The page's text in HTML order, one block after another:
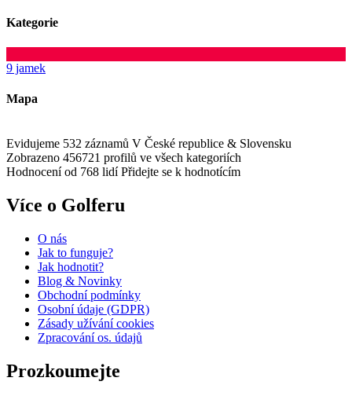
Kategorie
9 jamek
Mapa
Evidujeme 532 záznamů V České republice & Slovensku
Zobrazeno 456721 profilů ve všech kategoriích
Hodnocení od 768 lidí Přidejte se k hodnotícím
Více o Golferu
O nás
Jak to funguje?
Jak hodnotit?
Blog & Novinky
Obchodní podmínky
Osobní údaje (GDPR)
Zásady užívání cookies
Zpracování os. údajů​
Prozkoumejte